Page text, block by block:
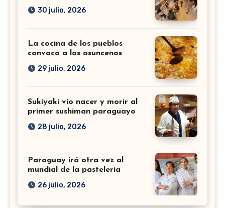
30 julio, 2026
La cocina de los pueblos
convoca a los asuncenos
29 julio, 2026
Sukiyaki vio nacer y morir al
primer sushiman paraguayo
28 julio, 2026
Paraguay irá otra vez al
mundial de la pastelería
26 julio, 2026